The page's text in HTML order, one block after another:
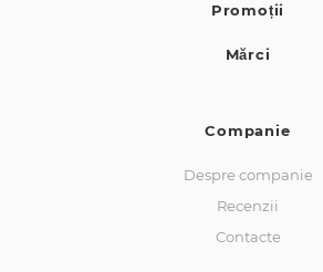
Promoții
Mărci
Companie
Despre companie
Recenzii
Contacte